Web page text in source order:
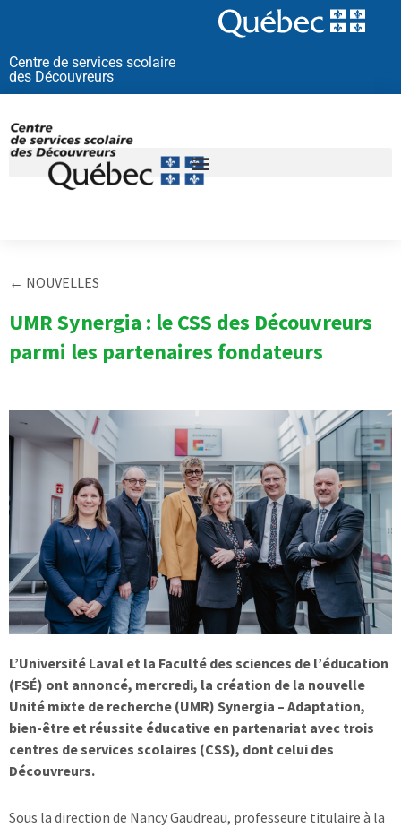
Centre de services scolaire
des Découvreurs
← NOUVELLES
UMR Synergia : le CSS des Découvreurs
parmi les partenaires fondateurs
L’Université Laval et la Faculté des sciences de l’éducation
(FSÉ) ont annoncé, mercredi, la création de la nouvelle
Unité mixte de recherche (UMR) Synergia – Adaptation,
bien-être et réussite éducative en partenariat avec trois
centres de services scolaires (CSS), dont celui des
Découvreurs.
Sous la direction de Nancy Gaudreau, professeure titulaire à la